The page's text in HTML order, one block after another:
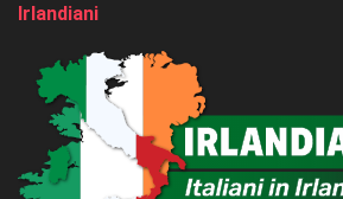
Irlandiani